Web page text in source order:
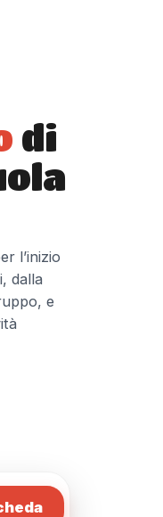
di
l’inizio
dalla
e